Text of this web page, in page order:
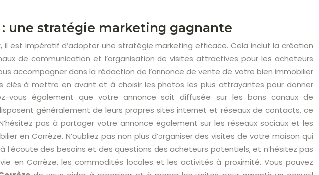
une stratégie marketing gagnante
il est impératif d’adopter une stratégie marketing efficace. Cela inclut la création
de communication et l’organisation de visites attractives pour les acheteurs
accompagner dans la rédaction de l’annonce de vente de votre bien immobilier
clés à mettre en avant et à choisir les photos les plus attrayantes pour donner
vous également que votre annonce soit diffusée sur les bons canaux de
généralement de leurs propres sites internet et réseaux de contacts, ce
pas à partager votre annonce également sur les réseaux sociaux et les
en Corrèze. N’oubliez pas non plus d’organiser des visites de votre maison qui
des besoins et des questions des acheteurs potentiels, et n’hésitez pas
en Corrèze, les commodités locales et les activités à proximité. Vous pouvez